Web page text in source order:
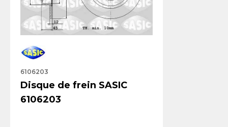
6106203
Disque de frein SASIC
6106203